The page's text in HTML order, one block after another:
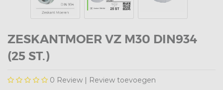
ZESKANTMOER VZ M30 DIN934
(25 ST.)
0 Review | Review toevoegen